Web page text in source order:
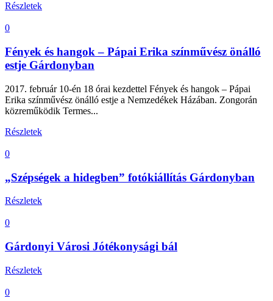
Részletek
0
Fények és hangok – Pápai Erika színművész önálló
estje Gárdonyban
2017. február 10-én 18 órai kezdettel Fények és hangok – Pápai
Erika színművész önálló estje a Nemzedékek Házában. Zongorán
közreműködik Termes...
Részletek
0
„Szépségek a hidegben” fotókiállítás Gárdonyban
Részletek
0
Gárdonyi Városi Jótékonysági bál
Részletek
0